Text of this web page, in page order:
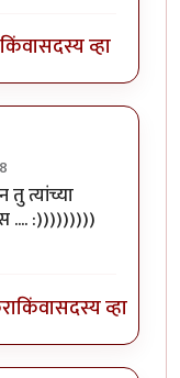
किंवासदस्य व्हा
प्रमोद देव
त्यांच्या
.... :)))))))))
किंवासदस्य व्हा